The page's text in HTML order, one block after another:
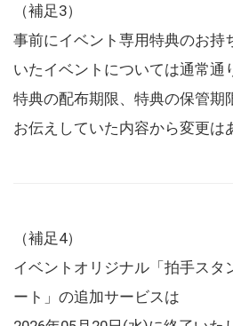
（補足3）
事前にイベント専用特典のお持
いたイベントについては通常通
特典の配布期限、特典の保管期
お伝えしていた内容から変更は
（補足4）
イベントオリジナル「拍手スタ
ート」の追加サービスは